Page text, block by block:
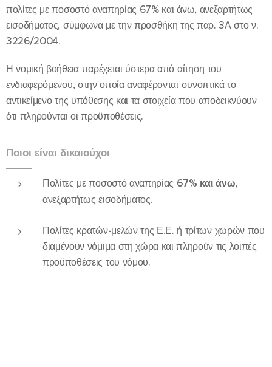
πολίτες με ποσοστό αναπηρίας 67% και άνω, ανεξαρτήτως
εισοδήματος, σύμφωνα με την προσθήκη της παρ. 3Α στο ν.
3226/2004.
Η νομική βοήθεια παρέχεται ύστερα από αίτηση του
ενδιαφερόμενου, στην οποία αναφέρονται συνοπτικά το
αντικείμενο της υπόθεσης και τα στοιχεία που αποδεικνύουν
ότι πληρούνται οι προϋποθέσεις.
Ποιοι είναι δικαιούχοι
Πολίτες με ποσοστό αναπηρίας 67% και άνω,
ανεξαρτήτως εισοδήματος.
Πολίτες κρατών-μελών της Ε.Ε. ή τρίτων χωρών που
διαμένουν νόμιμα στη χώρα και πληρούν τις λοιπές
προϋποθέσεις του νόμου.